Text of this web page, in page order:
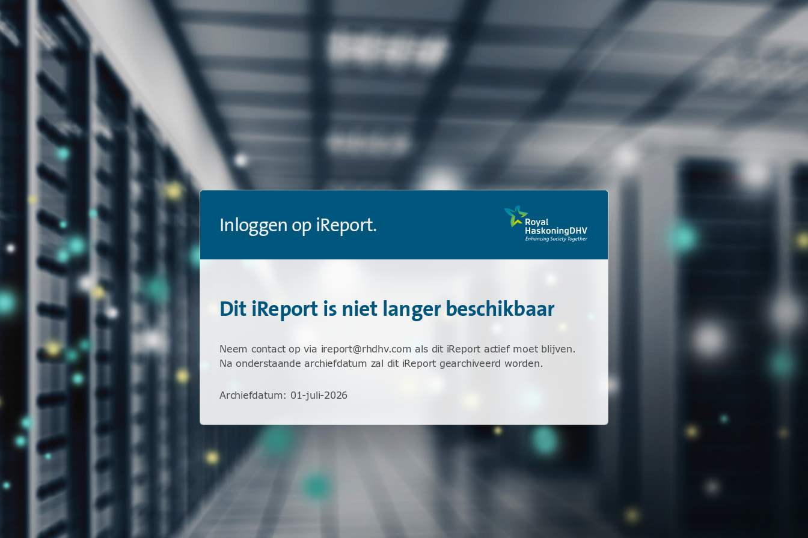
Inloggen op iReport.
Dit iReport is niet langer beschikbaar
Neem contact op via ireport@rhdhv.com als dit iReport actief moet blijven.
Na onderstaande archiefdatum zal dit iReport gearchiveerd worden.
Archiefdatum: 01-juli-2026